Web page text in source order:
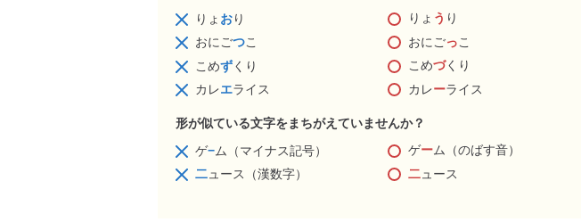
りょ おり りょ う り
おにごつこ おにごっこ
こめずくり こめづくり
カレエライス カレーライス
形が似ている文字をまちがえていませんか？
ゲ−ム（マイナス記号） ゲーム（のばす音）
二ュース（漢数字） 二ュース